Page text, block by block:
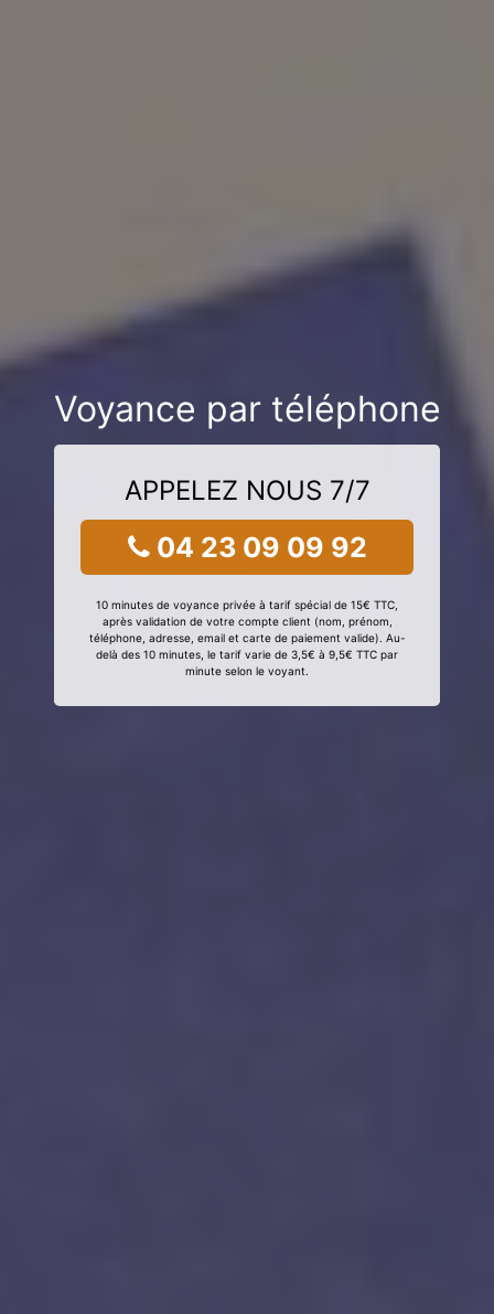
Voyance par téléphone
APPELEZ NOUS 7/7
04 23 09 09 92
10 minutes de voyance privée à tarif spécial de 15€ TTC,
après validation de votre compte client (nom, prénom,
téléphone, adresse, email et carte de paiement valide). Au-
delà des 10 minutes, le tarif varie de 3,5€ à 9,5€ TTC par
minute selon le voyant.